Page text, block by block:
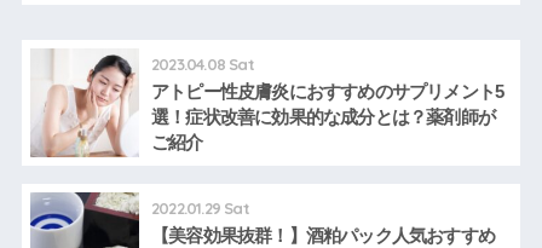
2023.04.08 Sat
アトピー性皮膚炎におすすめのサプリメント5
選！症状改善に効果的な成分とは？薬剤師が
ご紹介
2022.01.29 Sat
【美容効果抜群！】酒粕パック人気おすすめ